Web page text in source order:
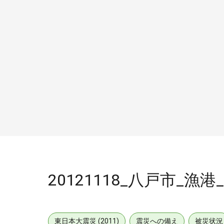
20121118_八戸市_漁港
東日本大震災 (2011) 震災への備え 被災状況